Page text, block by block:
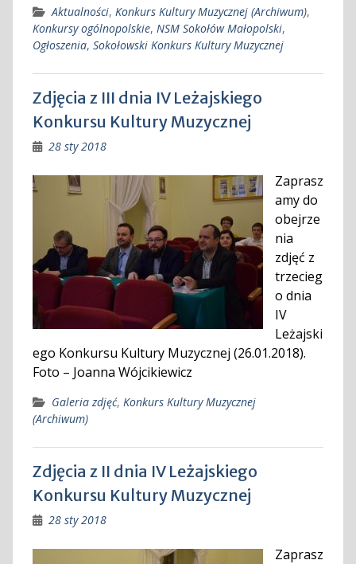
Aktualności, Konkurs Kultury Muzycznej (Archiwum),
Konkursy ogólnopolskie, NSM Sokołów Małopolski,
Ogłoszenia, Sokołowski Konkurs Kultury Muzycznej
Zdjęcia z III dnia IV Leżajskiego
Konkursu Kultury Muzycznej
28 sty 2018
Zaprasz
amy do
obejrze
nia
zdjęć z
trzecieg
o dnia
IV
Leżajski
ego Konkursu Kultury Muzycznej (26.01.2018).
Foto – Joanna Wójcikiewicz
Galeria zdjęć, Konkurs Kultury Muzycznej
(Archiwum)
Zdjęcia z II dnia IV Leżajskiego
Konkursu Kultury Muzycznej
28 sty 2018
Zaprasz